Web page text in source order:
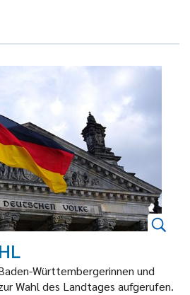
Württembergerinnen und
Wahl des Landtages aufgerufen.